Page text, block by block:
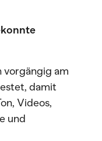
vorgängig am
damit
Videos,
und